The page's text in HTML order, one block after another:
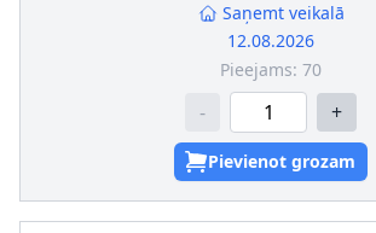
Saņemt veikalā
12.08.2026
Pieejams: 70
- +
Pievienot grozam